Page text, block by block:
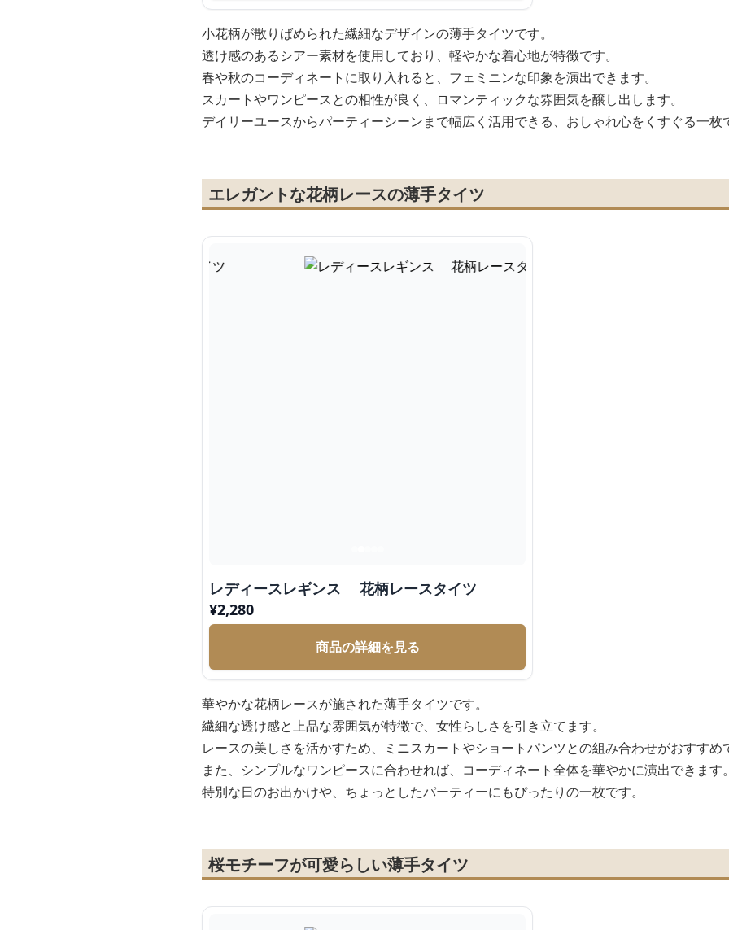
小花柄が散りばめられた繊細なデザインの薄手タイツです。
透け感のあるシアー素材を使用しており、軽やかな着心地が特徴です。
春や秋のコーディネートに取り入れると、フェミニンな印象を演出できます。
スカートやワンピースとの相性が良く、ロマンティックな雰囲気を醸し出します。
デイリーユースからパーティーシーンまで幅広く活用できる、おしゃれ心をくすぐる一枚
エレガントな花柄レースの薄手タイツ
レディースレギンス 花柄レースタイツ
¥2,280
商品の詳細を見る
華やかな花柄レースが施された薄手タイツです。
繊細な透け感と上品な雰囲気が特徴で、女性らしさを引き立てます。
レースの美しさを活かすため、ミニスカートやショートパンツとの組み合わせがおすすめ
また、シンプルなワンピースに合わせれば、コーディネート全体を華やかに演出できます
特別な日のお出かけや、ちょっとしたパーティーにもぴったりの一枚です。
桜モチーフが可愛らしい薄手タイツ